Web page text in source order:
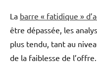
La barre « fatidique »
être dépassée, les
plus tendu, tant au
de la faiblesse de l’offre.